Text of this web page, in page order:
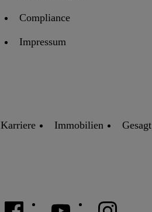
Compliance
Impressum
Karriere Immobilien